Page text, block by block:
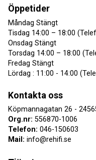
Öppetider
Måndag Stängt
Tisdag 14:00 – 18:00
Onsdag Stängt
Torsdag 14:00 – 18:00
Fredag Stängt
Lördag : 11:00 - 14:00
Kontakta oss
Köpmannagatan 26 -
Org.nr: 556870-1006
Telefon: 046-150603
Mail: info@rehifi.se